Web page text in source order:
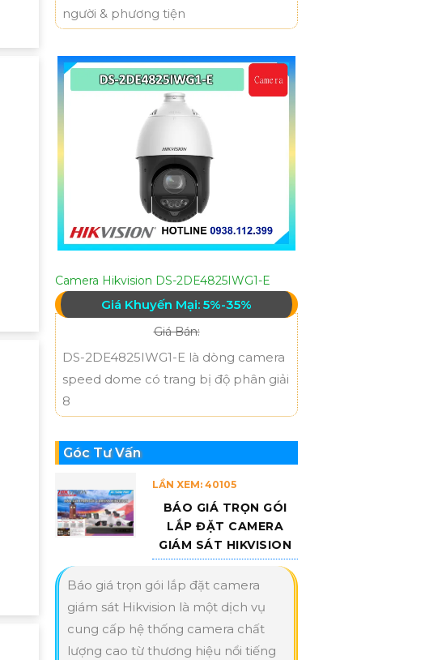
người & phương tiện
Camera Hikvision DS-2DE4825IWG1-E
Giá Khuyến Mại: 5%-35%
Giá Bán:
DS-2DE4825IWG1-E là dòng camera
speed dome có trang bị độ phân giải
8
Góc Tư Vấn
LẦN XEM: 40105
BÁO GIÁ TRỌN GÓI
LẮP ĐẶT CAMERA
GIÁM SÁT HIKVISION
Báo giá trọn gói lắp đặt camera
giám sát Hikvision là một dịch vụ
cung cấp hệ thống camera chất
lượng cao từ thương hiệu nổi tiếng